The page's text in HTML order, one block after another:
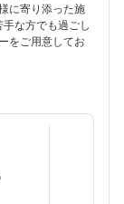
に寄り添った施
な方でも過ごし
をご用意してお